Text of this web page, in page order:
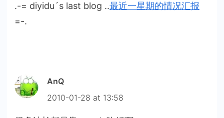
.-= diyidu´s last blog ..最近一星期的情况汇报
=-.
AnQ
2010-01-28 at 13:58